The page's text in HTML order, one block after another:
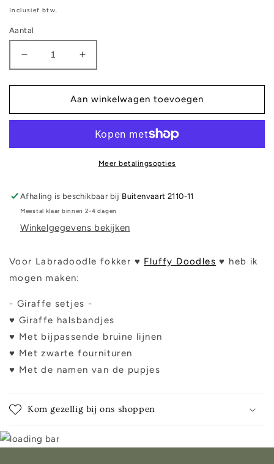
prijs
Inclusief btw.
Aantal
Aantal
verlagen
voor
Doodles
-
setjes
Aantal
verhogen
voor
Fluffy
Doodles
-
Giraffe
setjes
Aan winkelwagen toevoegen
Meer betalingsopties
Afhaling is beschikbaar bij Buitenvaart 2110-11
Meestal klaar binnen 2-4 dagen
Winkelgegevens bekijken
Voor Labradoodle fokker ♥ Fluffy Doodles ♥ heb ik
mogen maken:
- Giraffe setjes -
♥ Giraffe halsbandjes
♥ Met bijpassende bruine lijnen
♥ Met zwarte fournituren
♥ Met de namen van de pupjes
Kom gezellig bij ons shoppen